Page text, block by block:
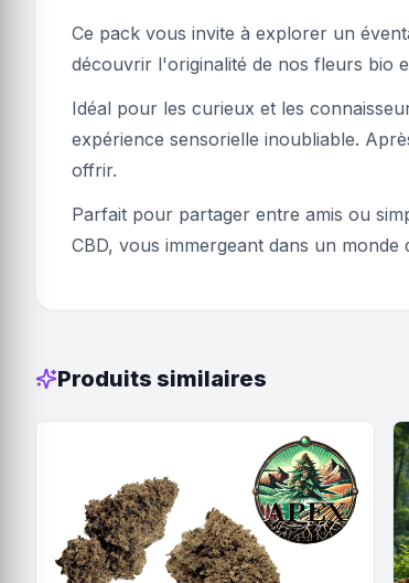
Ce pack vous invite à explorer un
découvrir l'originalité de nos fleurs bio
Idéal pour les curieux et les
expérience sensorielle inoubliable.
offrir.
Parfait pour partager entre amis ou
CBD, vous immergeant dans un monde
Produits similaires